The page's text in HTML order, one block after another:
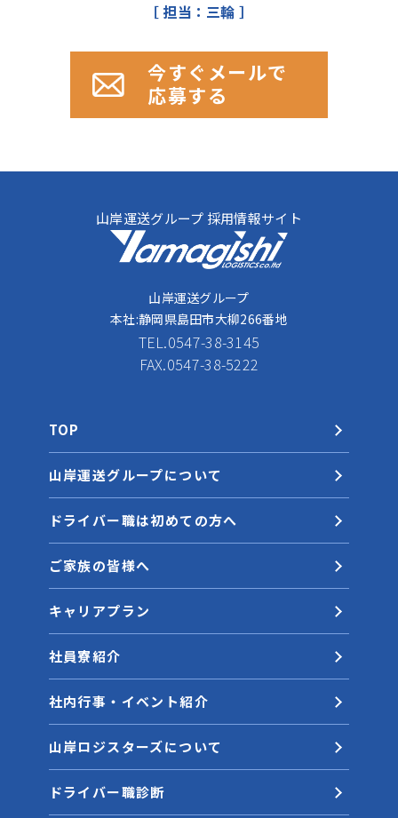
［ 担当：三輪 ］
今すぐメールで
応募する
山岸運送グループ 採用情報サイト
山岸運送グループ
本社:静岡県島田市大柳266番地
TEL.0547-38-3145
FAX.0547-38-5222
TOP
山岸運送グループについて
ドライバー職は初めての方へ
ご家族の皆様へ
キャリアプラン
社員寮紹介
社内行事・イベント紹介
山岸ロジスターズについて
ドライバー職診断